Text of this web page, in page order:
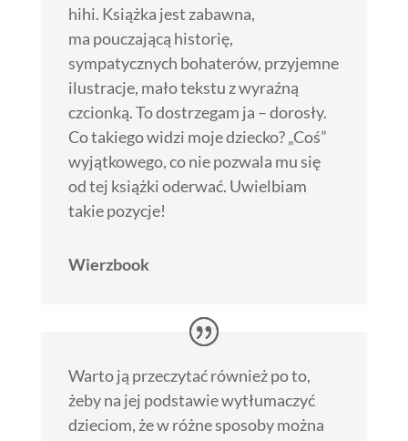
hihi. Książka jest zabawna,
ma pouczającą historię,
sympatycznych bohaterów, przyjemne
ilustracje, mało tekstu z wyraźną
czcionką. To dostrzegam ja – dorosły.
Co takiego widzi moje dziecko? „Coś”
wyjątkowego, co nie pozwala mu się
od tej książki oderwać. Uwielbiam
takie pozycje!
Wierzbook
Warto ją przeczytać również po to,
żeby na jej podstawie wytłumaczyć
dzieciom, że w różne sposoby można